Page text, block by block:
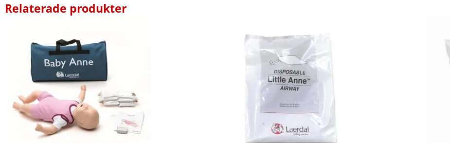
Relaterade produkter